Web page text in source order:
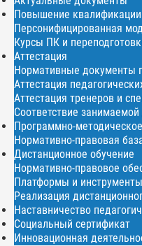
Повышение квалификации
Персонифицированная
Курсы ПК и
Аттестация
Нормативные документы
Аттестация
Аттестация тренеров и
Соответствие
Программно-
Нормативно-правовая
Дистанционное обучение
Нормативно-правовое
Платформы и инструменты
Реализация
Наставничество
Социальный сертификат
Инновационная